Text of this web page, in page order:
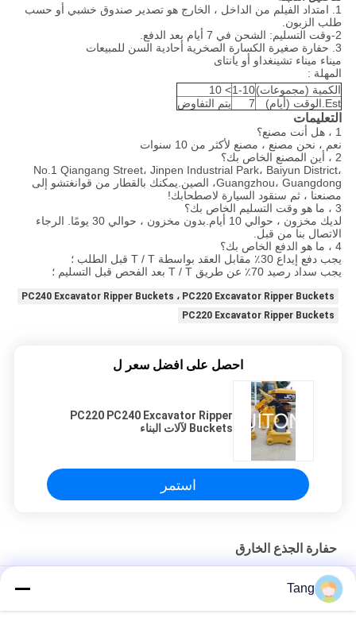
1. امتداد الفيلم من الداخل ، الخارج هو تصدير صندوق خشبي أو حسب
طلب الزبون.
2-وقت التسليم: الشحن في 7 أيام بعد الدفع.
3. حفارة صغيرة الكسارة الصخرية أحادية السن للمبيعات
ميناء ميناء تشينغداو أو يانتاى
المهلة :
الكمية (مجموعات)1-10
> 10
Est.الوقت (أيام)
7 يتم التفاوض
التعليمات
1 ، هل أنت مصنع؟
نعم ، نحن مصنع ، مصنع لأكثر من 10 سنوات
2 ، أين المصنع الخاص بك؟
No.1 Qiangang Street، Jinpen Industrial Park، Baiyun District،
Guangzhou، Guangdong، الصين.يمكنك بالقطار من قوانغتشو إلى
مصنعنا ، ثم سنقود السيارة لاصطحابك!
3 ، ما هو وقت التسليم الخاص بك؟
لديك مخزون ، حوالي 10 أيام.بدون مخزون ، حوالي 30 يومًا. الرجاء
الاتصال بنا من قبل.
4 ، ما هو الدفع الخاص بك؟
يجب دفع إيداع 30٪ مقابل العقد بواسطة T / T قبل الطلب ؛
يجب سداد رصيد 70٪ عن طريق T / T بعد الفحص قبل التسليم ؛
PC240 Excavator Ripper Buckets ، PC220 Excavator Ripper Buckets
PC220 Excavator Ripper Buckets
احصل على افضل سعر ل
PC220 PC240 Excavator Ripper
Buckets لآلات البناء
استمر
حفارة الجذع الخارق
EX60 EX100 EX120 Mini Excavator Rock Ripper لآلات البناء
البيع المباشر OEM تخصيص ملحقات حفارة الحفار الخارق ضمان لمدة
Tang